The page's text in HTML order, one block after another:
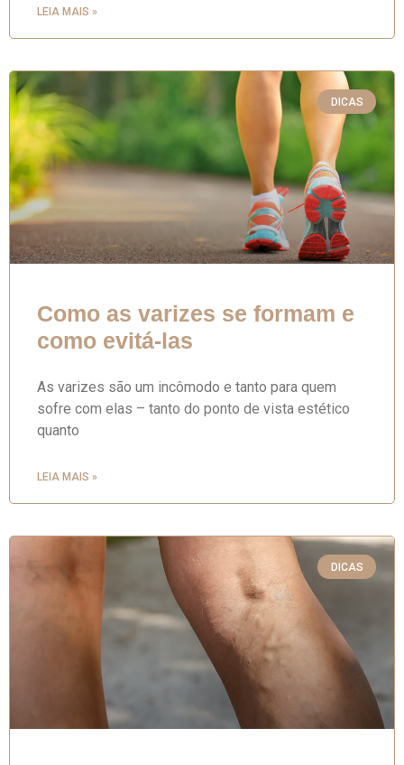
LEIA MAIS »
DICAS
Como as varizes se formam e
como evitá-las
As varizes são um incômodo e tanto para quem
sofre com elas – tanto do ponto de vista estético
quanto
LEIA MAIS »
DICAS